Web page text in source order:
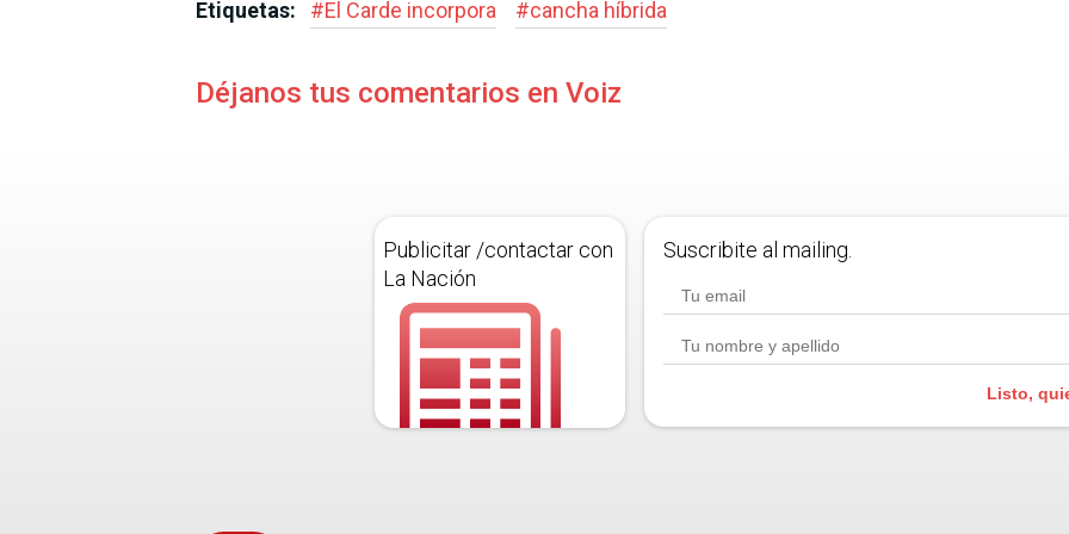
Etiquetas: #El Carde incorpora #cancha híbrida
Déjanos tus comentarios en Voiz
Publicitar /contactar con
La Nación
Suscribite al mailing.
Listo,